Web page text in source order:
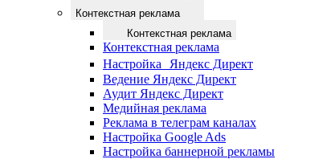
Контекстная реклама
Контекстная реклама
Контекстная реклама
Настройка Яндекс Директ
Ведение Яндекс Директ
Аудит Яндекс Директ
Медийная реклама
Реклама в телеграм каналах
Настройка Google Ads
Настройка баннерной рекламы